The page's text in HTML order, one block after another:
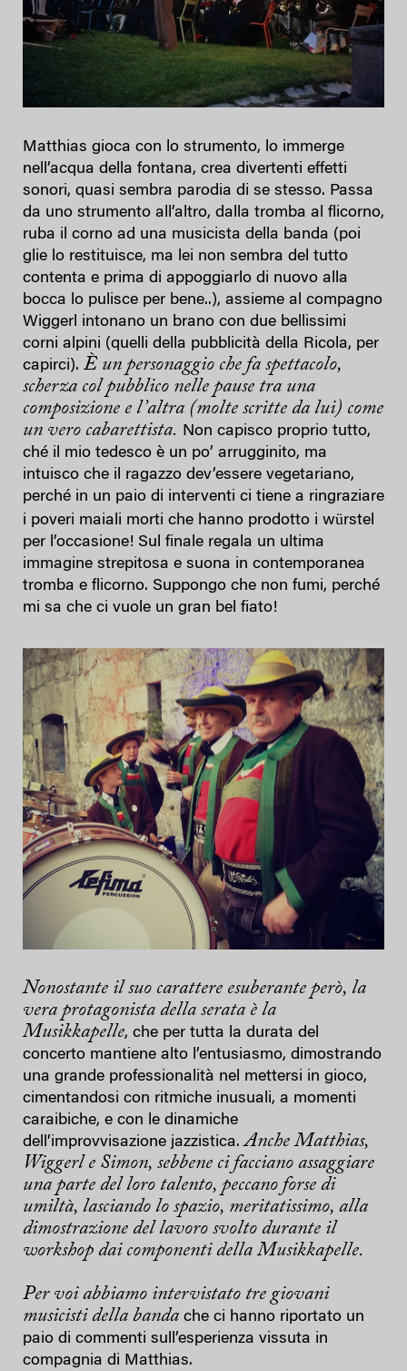
Matthias gioca con lo strumento, lo immerge
nell’acqua della fontana, crea divertenti effetti
sonori, quasi sembra parodia di se stesso. Passa
da uno strumento all’altro, dalla tromba al flicorno,
ruba il corno ad una musicista della banda (poi
glie lo restituisce, ma lei non sembra del tutto
contenta e prima di appoggiarlo di nuovo alla
bocca lo pulisce per bene..), assieme al compagno
Wiggerl intonano un brano con due bellissimi
corni alpini (quelli della pubblicità della Ricola, per
capirci). È un personaggio che fa spettacolo,
scherza col pubblico nelle pause tra una
composizione e l’altra (molte scritte da lui) come
un vero cabarettista. Non capisco proprio tutto,
ché il mio tedesco è un po’ arrugginito, ma
intuisco che il ragazzo dev’essere vegetariano,
perché in un paio di interventi ci tiene a ringraziare
i poveri maiali morti che hanno prodotto i würstel
per l’occasione! Sul finale regala un ultima
immagine strepitosa e suona in contemporanea
tromba e flicorno. Suppongo che non fumi, perché
mi sa che ci vuole un gran bel fiato!
Nonostante il suo carattere esuberante però, la
vera protagonista della serata è la
Musikkapelle, che per tutta la durata del
concerto mantiene alto l’entusiasmo, dimostrando
una grande professionalità nel mettersi in gioco,
cimentandosi con ritmiche inusuali, a momenti
caraibiche, e con le dinamiche
dell’improvvisazione jazzistica. Anche Matthias,
Wiggerl e Simon, sebbene ci facciano assaggiare
una parte del loro talento, peccano forse di
umiltà, lasciando lo spazio, meritatissimo, alla
dimostrazione del lavoro svolto durante il
workshop dai componenti della Musikkapelle.
Per voi abbiamo intervistato tre giovani
musicisti della banda che ci hanno riportato un
paio di commenti sull’esperienza vissuta in
compagnia di Matthias.